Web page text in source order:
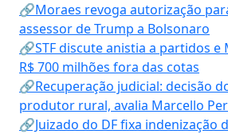
🔗Moraes revoga autorização
assessor de Trump a Bolsonaro
🔗STF discute anistia a partidos e
R$ 700 milhões fora das cotas
🔗Recuperação judicial: decisão
produtor rural, avalia Marcello
🔗Juizado do DF fixa indenização